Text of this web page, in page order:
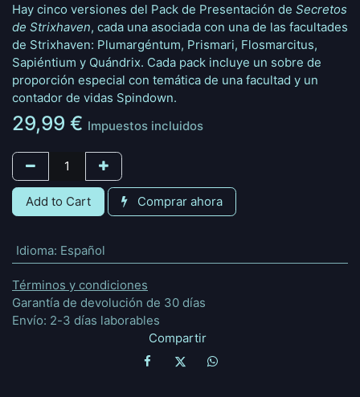
Hay cinco versiones del Pack de Presentación de Secretos
de Strixhaven, cada una asociada con una de las facultades
de Strixhaven: Plumargéntum, Prismari, Flosmarcitus,
Sapiéntium y Quándrix. Cada pack incluye un sobre de
proporción especial con temática de una facultad y un
contador de vidas Spindown.
29,99 € Impuestos incluidos
Add to Cart Comprar ahora
Idioma: Español
Términos y condiciones
Garantía de devolución de 30 días
Envío: 2-3 días laborables
Compartir